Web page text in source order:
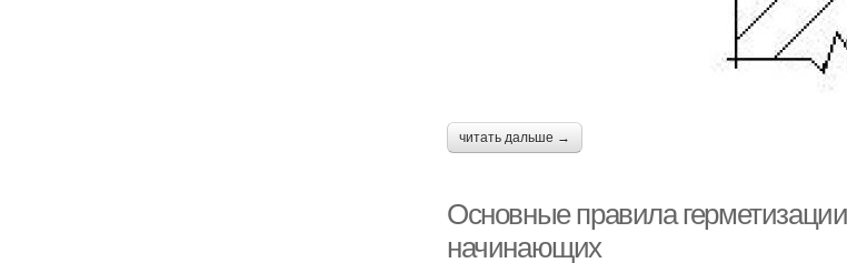
читать дальше →
Основные правила
начинающих